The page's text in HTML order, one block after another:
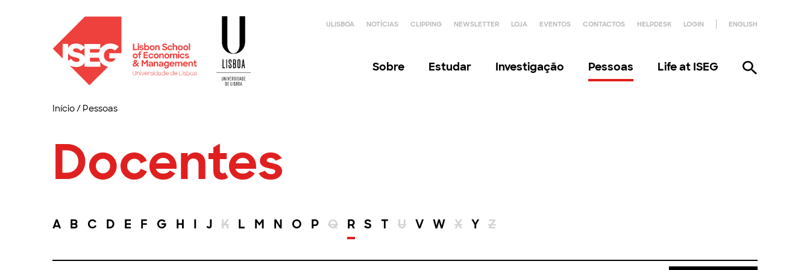
ULISBOA NOTÍCIAS CLIPPING NEWSLETTER LOJA EVENTOS CONTACTOS HELPDESK LOGIN ENGLISH
Sobre Estudar Investigação Pessoas Life at ISEG
Início/ Pessoas
Docentes
A B C D E F G H I J K L M N O P Q R S T U V W X Y Z